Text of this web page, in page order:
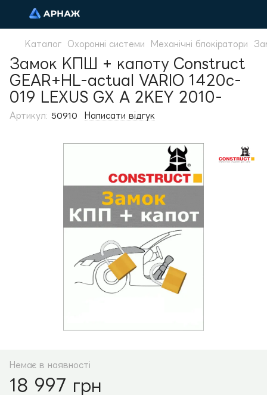
Каталог Охоронні системи Механічні блокіратори
Замок КПШ + капоту Construct
GEAR+HL-actual VARIO 1420c-
019 LEXUS GX A 2KEY 2010-
Артикул: 50910 Написати відгук
Немає в наявності
18 997 грн